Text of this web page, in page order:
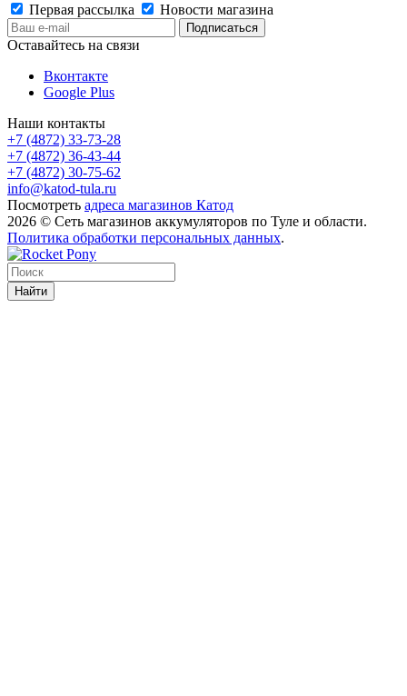
Первая рассылка
Новости магазина
Оставайтесь на связи
Вконтакте
Google Plus
Наши контакты
+7 (4872) 33-73-28
+7 (4872) 36-43-44
+7 (4872) 30-75-62
info@katod-tula.ru
Посмотреть адреса магазинов Катод
2026 © Сеть магазинов аккумуляторов по Туле и области.
Политика обработки персональных данных.
Найти